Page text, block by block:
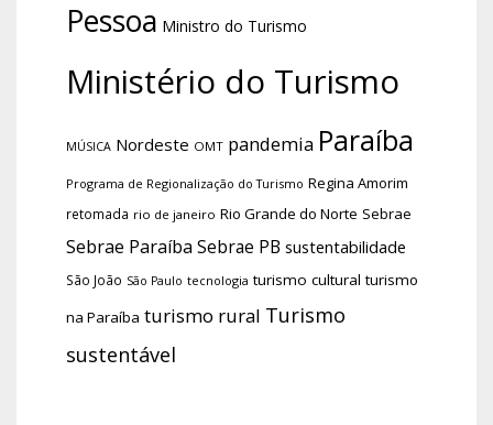
Pessoa Ministro do Turismo
Ministério do Turismo
MÚSICA Nordeste OMT pandemia Paraíba
Programa de Regionalização do Turismo Regina Amorim
retomada rio de janeiro Rio Grande do Norte Sebrae
Sebrae Paraíba Sebrae PB sustentabilidade
São João São Paulo tecnologia turismo cultural turismo
na Paraíba turismo rural Turismo
sustentável